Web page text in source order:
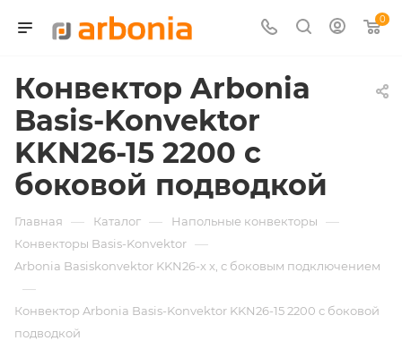
0
Конвектор Arbonia
Basis-Konvektor
KKN26-15 2200 с
боковой подводкой
Главная — Каталог — Напольные конвекторы —
Конвекторы Basis-Konvektor —
Arbonia Basiskonvektor KKN26-х x, с боковым подключением
—
Конвектор Arbonia Basis-Konvektor KKN26-15 2200 с боковой
подводкой